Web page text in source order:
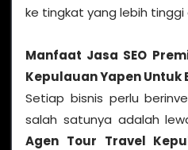
ke tingkat yang lebih
Manfaat Jasa SEO
Kepulauan YapenUntuk
Setiap bisnis perlu
salah satunya adalah
Agen Tour Travel